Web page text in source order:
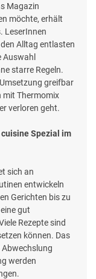
Magazin
möchte, erhält
LeserInnen
Alltag entlasten
Auswahl
starre Regeln.
greifbar
mit Thermomix
verloren geht.
Spezial im
sich an
entwickeln
Gerichten bis zu
gut
Rezepte sind
können. Das
werden